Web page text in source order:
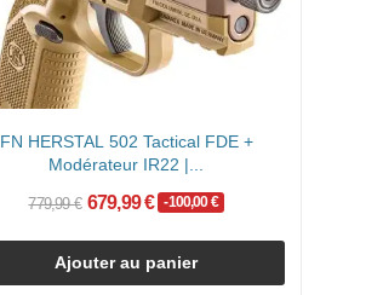
FN HERSTAL 502 Tactical FDE +
Modérateur IR22 |...
779,99 € 679,99 € -100,00 €
Ajouter au panier